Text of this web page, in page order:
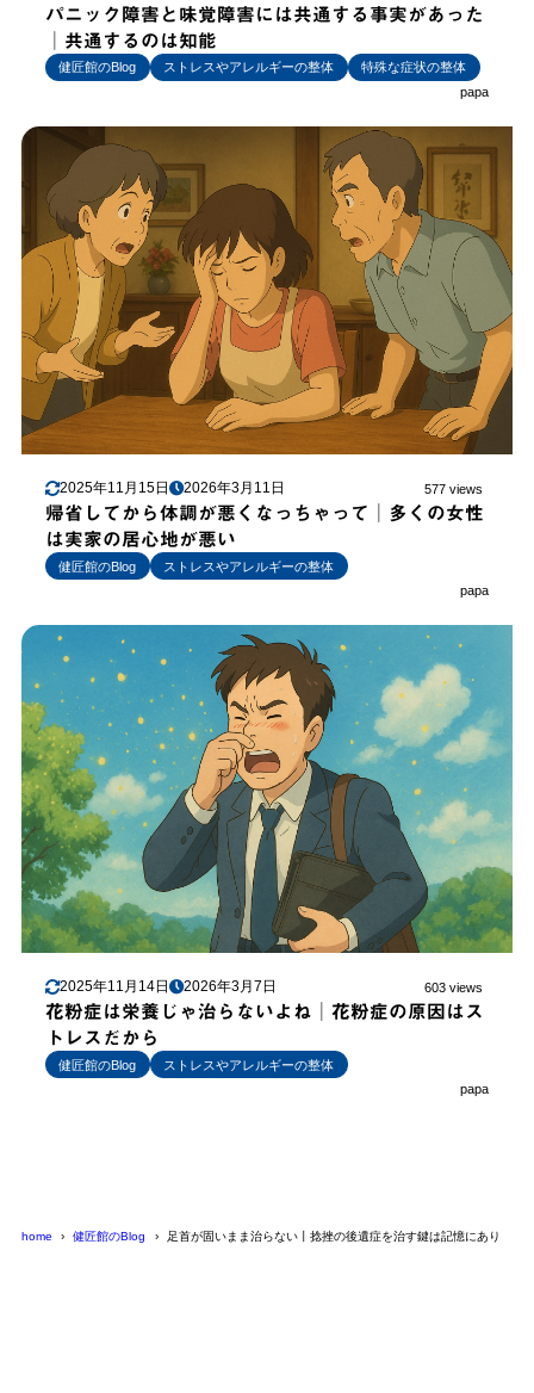
パニック障害と味覚障害には共通する事実があった
│共通するのは知能
健匠館のBlog ストレスやアレルギーの整体
特殊な症状の整体
papa
2025年11月15日 2026年3月11日 577 views
帰省してから体調が悪くなっちゃって│多くの女性
は実家の居心地が悪い
健匠館のBlog
ストレスやアレルギーの整体
papa
2025年11月14日 2026年3月7日 603 views
花粉症は栄養じゃ治らないよね│花粉症の原因はス
トレスだから
健匠館のBlog
ストレスやアレルギーの整体
papa
home 健匠館のBlog 足首が固いまま治らない丨捻挫の後遺症を治す鍵は記憶にあり